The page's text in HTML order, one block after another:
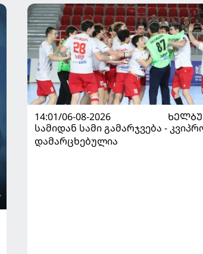
14:01/06-08-2026
სამიდან სამი გამარჯვება -
დამარცხებულია